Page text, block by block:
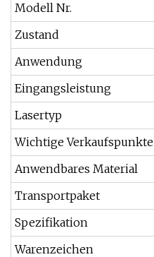
Modell Nr.
Zustand
Anwendung
Eingangsleistung
Lasertyp
Wichtige Verkaufspunkte
Anwendbares Material
Transportpaket
Spezifikation
Warenzeichen